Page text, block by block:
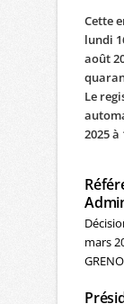
Cette
lundi
août
Le
2025 à
mars